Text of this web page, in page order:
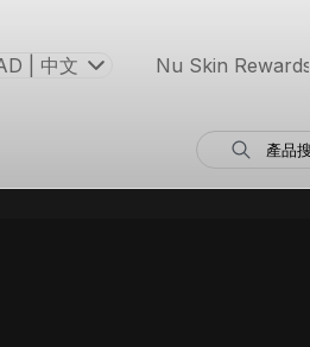
| 中文 Nu Skin Rewards